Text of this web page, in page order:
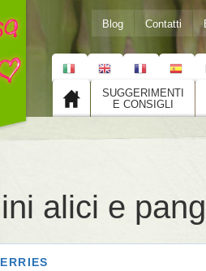
Contatti
Blog
SUGGERIMENTI
E CONSIGLI
alici e